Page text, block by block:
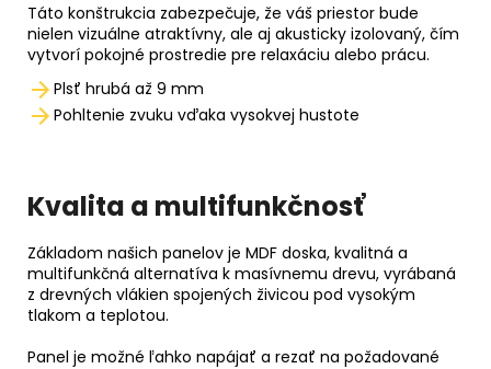
Táto konštrukcia zabezpečuje, že váš priestor bude
nielen vizuálne atraktívny, ale aj akusticky izolovaný, čím
vytvorí pokojné prostredie pre relaxáciu alebo prácu.
Plsť hrubá až 9 mm
Pohltenie zvuku vďaka vysokvej hustote
Kvalita a multifunkčnosť
Základom našich panelov je MDF doska, kvalitná a
multifunkčná alternatíva k masívnemu drevu, vyrábaná
z drevných vlákien spojených živicou pod vysokým
tlakom a teplotou.
Panel je možné ľahko napájať a rezať na požadované